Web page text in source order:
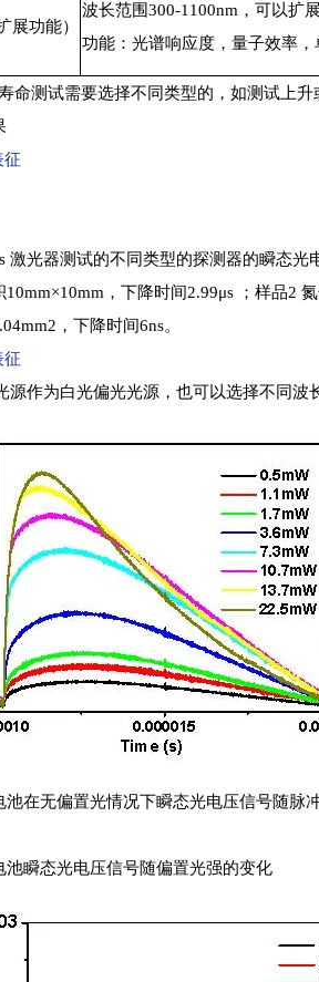
展功能）
波长范围300-1100nm，可以扩
功能：光谱响应度，量子效率
命测试需要选择不同类型的，如测试上升
征
激光器测试的不同类型的探测器的瞬态
10mm×10mm，下降时间2.99μs ；样品2
，下降时间6ns。
征
源作为白光偏光光源，也可以选择不同波
池在无偏置光情况下瞬态光电压信号随脉
池瞬态光电压信号随偏置光强的变化